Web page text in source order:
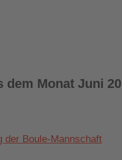
Monat Juni
der Boule-Mannschaft